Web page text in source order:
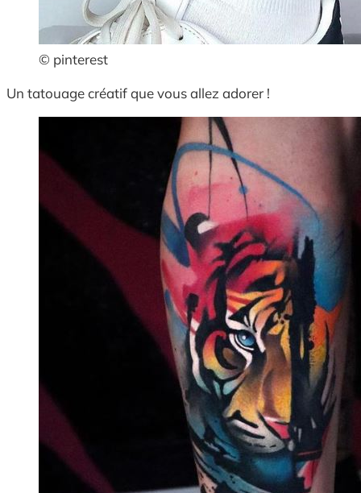
© pinterest
Un tatouage créatif que vous allez adorer !